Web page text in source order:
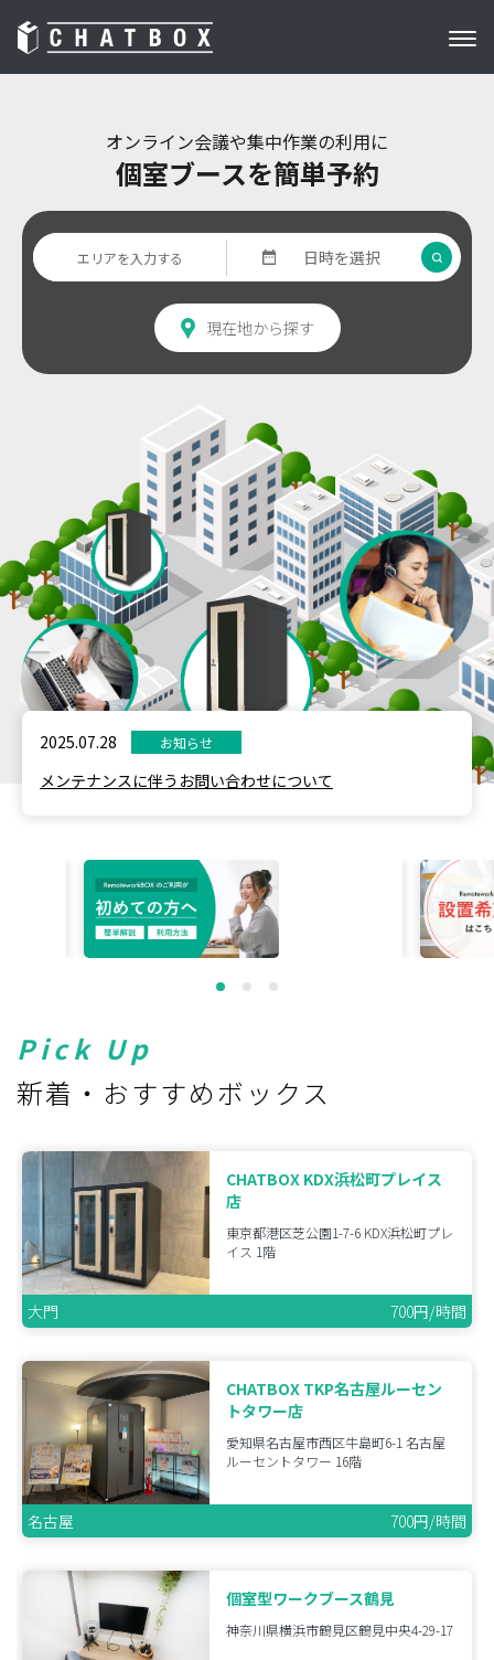
オンライン会議や集中作業の利用に
個室ブースを簡単予約
現在地から探す
2025.07.28 お知らせ
メンテナンスに伴うお問い合わせについて
Pick Up
新着・おすすめボックス
CHATBOX KDX浜松町プレイス
店
東京都港区芝公園1-7-6 KDX浜松町プレ
イス 1階
大門 700円/時間
CHATBOX TKP名古屋ルーセン
トタワー店
愛知県名古屋市西区牛島町6-1 名古屋
ルーセントタワー 16階
名古屋 700円/時間
個室型ワークブース鶴見
神奈川県横浜市鶴見区鶴見中央4-29-17